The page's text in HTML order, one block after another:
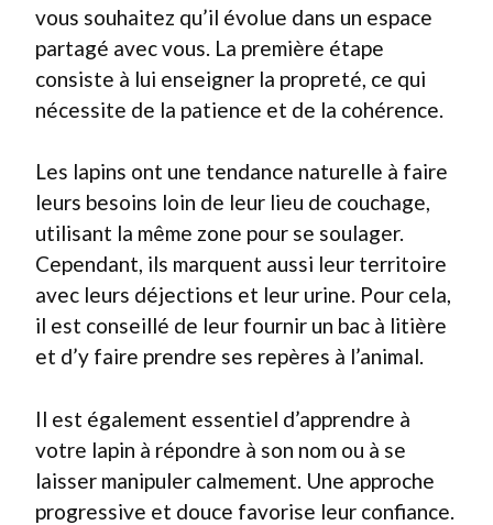
vous souhaitez qu’il évolue dans un espace
partagé avec vous. La première étape
consiste à lui enseigner la propreté, ce qui
nécessite de la patience et de la cohérence.
Les lapins ont une tendance naturelle à faire
leurs besoins loin de leur lieu de couchage,
utilisant la même zone pour se soulager.
Cependant, ils marquent aussi leur territoire
avec leurs déjections et leur urine. Pour cela,
il est conseillé de leur fournir un bac à litière
et d’y faire prendre ses repères à l’animal.
Il est également essentiel d’apprendre à
votre lapin à répondre à son nom ou à se
laisser manipuler calmement. Une approche
progressive et douce favorise leur confiance.